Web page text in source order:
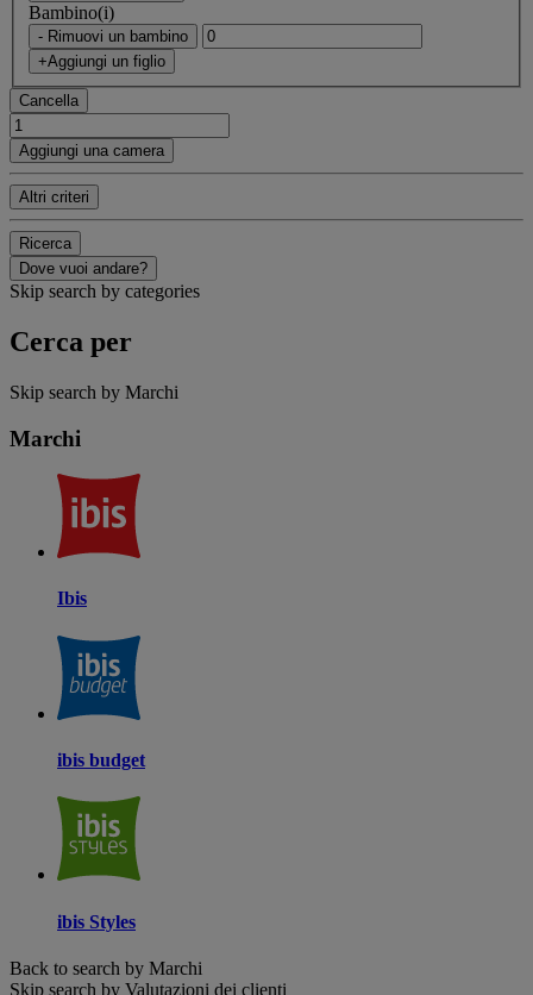
Bambino(i)
- Rimuovi un bambino
+Aggiungi un figlio
Cancella
Aggiungi una camera
Altri criteri
Ricerca
Dove vuoi andare?
Skip search by categories
Cerca per
Skip search by Marchi
Marchi
Ibis
ibis budget
ibis Styles
Back to search by Marchi
Skip search by Valutazioni dei clienti